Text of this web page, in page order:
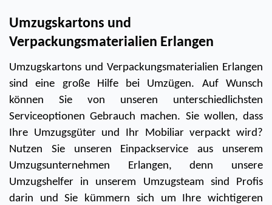
Umzugskartons und
Verpackungsmaterialien Erlangen
Umzugskartons und Verpackungsmaterialien Erlangen
sind eine große Hilfe bei Umzügen. Auf Wunsch
können Sie von unseren unterschiedlichsten
Serviceoptionen Gebrauch machen. Sie wollen, dass
Ihre Umzugsgüter und Ihr Mobiliar verpackt wird?
Nutzen Sie unseren Einpackservice aus unserem
Umzugsunternehmen Erlangen, denn unsere
Umzugshelfer in unserem Umzugsteam sind Profis
darin und Sie kümmern sich um Ihre wichtigeren